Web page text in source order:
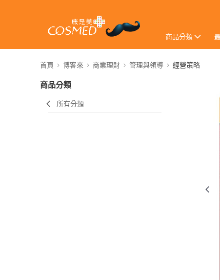
商品分類
首頁 博客來 商業理財 管理與領導 經營策略
商品分類
所有分類